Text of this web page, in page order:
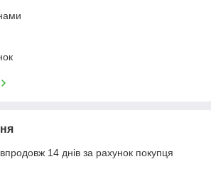
14 днів за рахунок покупця